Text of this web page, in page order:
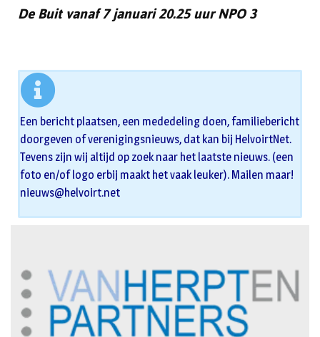
De Buit vanaf 7 januari 20.25 uur NPO 3
Een bericht plaatsen, een mededeling doen, familiebericht
doorgeven of verenigingsnieuws, dat kan bij HelvoirtNet.
Tevens zijn wij altijd op zoek naar het laatste nieuws. (een
foto en/of logo erbij maakt het vaak leuker). Mailen maar!
nieuws@helvoirt.net